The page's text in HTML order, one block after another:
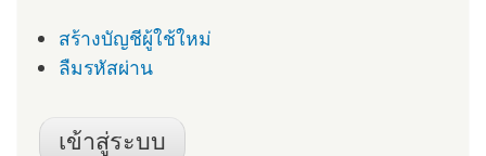
สร้างบัญชีผู้ใช้ใหม่
ลืมรหัสผ่าน